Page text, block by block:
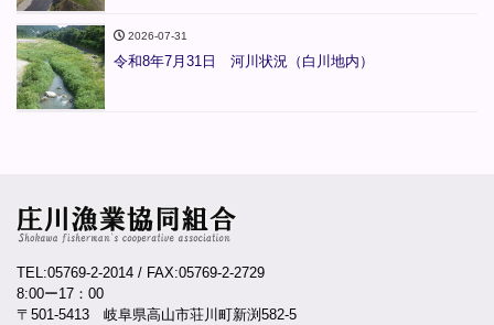
2026-07-31
令和8年7月31日 河川状況（白川地内）
TEL:05769-2-2014 / FAX:05769-2-2729
8:00ー17：00
〒501-5413 岐阜県高山市荘川町新渕582-5